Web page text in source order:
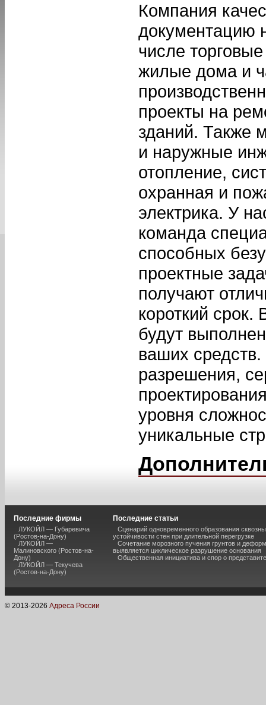
Компания
документацию
числе
жилые дома и
проекты на
зданий. Также
и наружные
отопление,
охранная и
электрика. У
команда
способных
проектные
получают
короткий
будут
ваших
разрешения,
уровня
уникальные
Последние фирмы
ЛУКОЙЛ — Губаревича
(Ростов-на-Дону)
ЛУКОЙЛ —
Малиновского (Ростов-на-
Дону)
ЛУКОЙЛ — Текучева
(Ростов-на-Дону)
Последние статьи
Сценарий одновременного образования
устойчивости стен при длительной перегрузке
Сочетание морозного пучения грунтов и
выявляется циклическое разрушение основания
Общественная инициатива и спор о
© 2013-2026 Адреса России